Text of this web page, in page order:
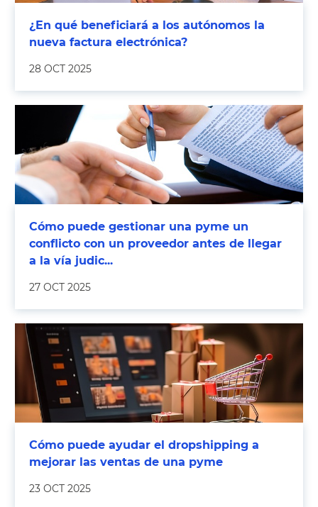
¿En qué beneficiará a los autónomos la
nueva factura electrónica?
28 OCT 2025
Cómo puede gestionar una pyme un
conflicto con un proveedor antes de llegar
a la vía judic...
27 OCT 2025
Cómo puede ayudar el dropshipping a
mejorar las ventas de una pyme
23 OCT 2025